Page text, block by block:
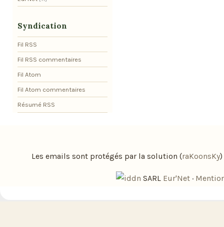
Syndication
Fil RSS
Fil RSS commentaires
Fil Atom
Fil Atom commentaires
Résumé RSS
Les emails sont protégés par la solution (raKoonsKy)
SARL Eur'Net ·